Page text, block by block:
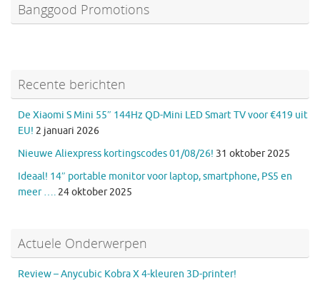
Banggood Promotions
Recente berichten
De Xiaomi S Mini 55″ 144Hz QD-Mini LED Smart TV voor €419 uit
EU! 2 januari 2026
Nieuwe Aliexpress kortingscodes 01/08/26! 31 oktober 2025
Ideaal! 14″ portable monitor voor laptop, smartphone, PS5 en
meer …. 24 oktober 2025
Actuele Onderwerpen
Review – Anycubic Kobra X 4-kleuren 3D-printer!